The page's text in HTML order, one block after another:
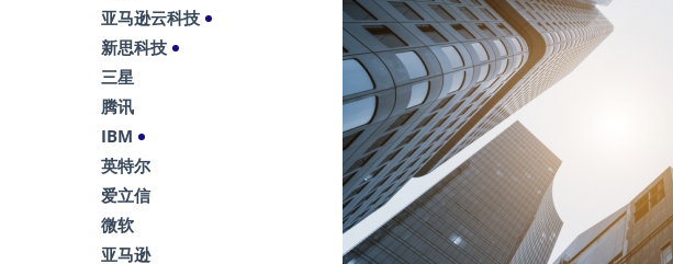
亚马逊云科技
新思科技
三星
腾讯
IBM
英特尔
爱立信
微软
亚马逊